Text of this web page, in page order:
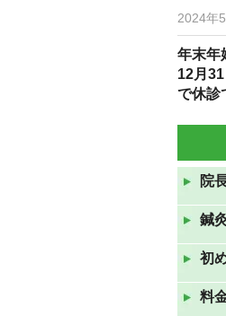
2024年
年末
12月
で休診
10月5
です。
す。
院
鍼
初
料